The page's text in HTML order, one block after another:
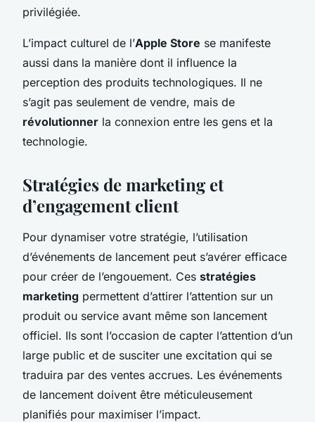
privilégiée.
L’impact culturel de l’Apple Store se manifeste
aussi dans la manière dont il influence la
perception des produits technologiques. Il ne
s’agit pas seulement de vendre, mais de
révolutionner la connexion entre les gens et la
technologie.
Stratégies de marketing et
d’engagement client
Pour dynamiser votre stratégie, l’utilisation
d’événements de lancement peut s’avérer efficace
pour créer de l’engouement. Ces stratégies
marketing permettent d’attirer l’attention sur un
produit ou service avant même son lancement
officiel. Ils sont l’occasion de capter l’attention d’un
large public et de susciter une excitation qui se
traduira par des ventes accrues. Les événements
de lancement doivent être méticuleusement
planifiés pour maximiser l’impact.